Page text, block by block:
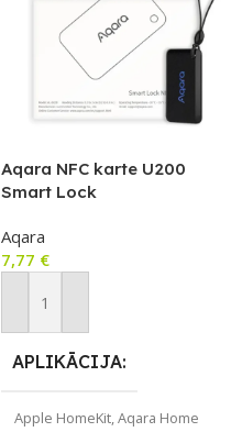
Aqara NFC karte U200
Smart Lock
Aqara
7,77 €
Pievienot Grozam
APLIKĀCIJA
Apple HomeKit,Aqara Home